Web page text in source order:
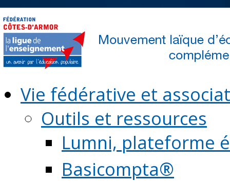
Vie fédérative et
Outils et ressources
Lumni, plateforme
Basicompta®